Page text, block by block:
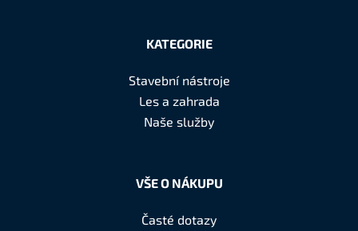
KATEGORIE
Stavební nástroje
Les a zahrada
Naše služby
VŠE O NÁKUPU
Časté dotazy